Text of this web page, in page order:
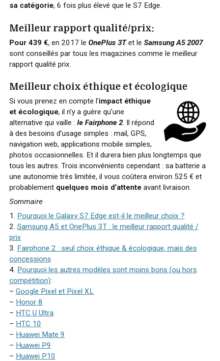
sa catégorie, 6 fois plus élevé que le S7 Edge.
Meilleur rapport qualité/prix:
Pour 439 €, en 2017 le OnePlus 3T et le Samsung A5 2007
sont conseillés par tous les magazines comme le meilleur
rapport qualité prix.
Meilleur choix éthique et écologique
Si vous prenez en compte l’impact éthique
et écologique, il n’y a guère qu’une
alternative qui vaille : le Fairphone 2. Il répond
à des besoins d’usage simples : mail, GPS,
navigation web, applications mobile simples,
photos occasionnelles. Et il durera bien plus longtemps que
tous les autres. Trois inconvénients cependant : sa batterie a
une autonomie très limitée, il vous coûtera environ 525 € et
probablement quelques mois d’attenteavant livraison.
Sommaire
1. Pourquoi le Galaxy S7 Edge est-il le meilleur choix ?
2. Samsung A5 et OnePlus 3T : le meilleur rapport qualité /
prix
3. Fairphone 2 : seul choix éthique & écologique, mais des
concessions
4. Pourquoi les autres modèles sont moins bons (ou hors
compétition):
– Google Pixel et Pixel XL
– Honor 8
– HTC U Ultra
– HTC 10
– Huawei Mate 9
– Huawei P9
– Huawei P10